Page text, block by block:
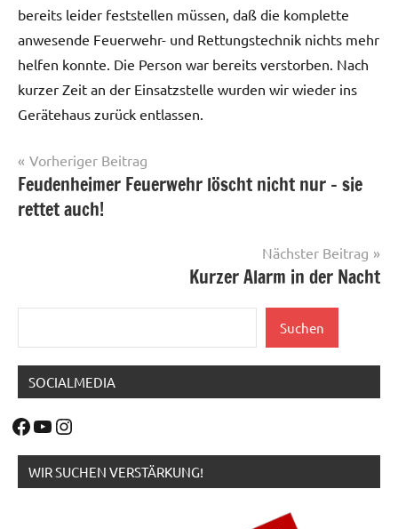
bereits leider feststellen müssen, daß die komplette
anwesende Feuerwehr- und Rettungstechnik nichts mehr
helfen konnte. Die Person war bereits verstorben. Nach
kurzer Zeit an der Einsatzstelle wurden wir wieder ins
Gerätehaus zurück entlassen.
Einsätze
Beitragsnavigation
Vorheriger Beitrag
Feudenheimer Feuerwehr löscht nicht nur – sie
rettet auch!
Nächster Beitrag
Kurzer Alarm in der Nacht
Suchen
SOCIALMEDIA
Facebook
YouTube
Instagram
WIR SUCHEN VERSTÄRKUNG!